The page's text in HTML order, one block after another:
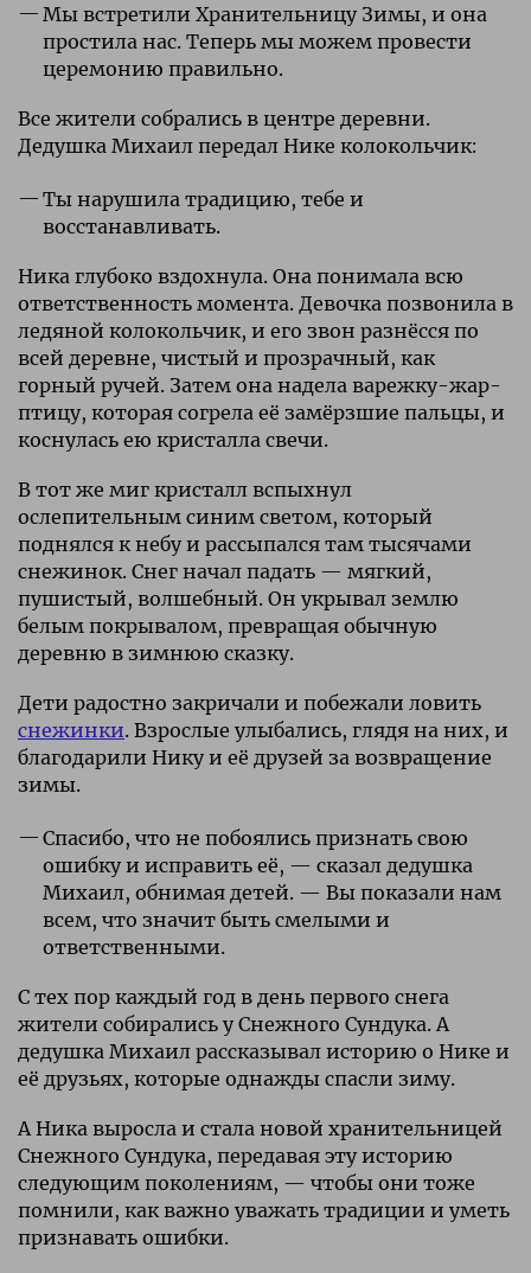
Мы встретили Хранительницу Зимы, и она
простила нас. Теперь мы можем провести
церемонию правильно.
Все жители собрались в центре деревни.
Дедушка Михаил передал Нике колокольчик:
Ты нарушила традицию, тебе и
восстанавливать.
Ника глубоко вздохнула. Она понимала всю
ответственность момента. Девочка позвонила в
ледяной колокольчик, и его звон разнёсся по
всей деревне, чистый и прозрачный, как
горный ручей. Затем она надела варежку-жар-
птицу, которая согрела её замёрзшие пальцы, и
коснулась ею кристалла свечи.
В тот же миг кристалл вспыхнул
ослепительным синим светом, который
поднялся к небу и рассыпался там тысячами
снежинок. Снег начал падать — мягкий,
пушистый, волшебный. Он укрывал землю
белым покрывалом, превращая обычную
деревню в зимнюю сказку.
Дети радостно закричали и побежали ловить
снежинки. Взрослые улыбались, глядя на них, и
благодарили Нику и её друзей за возвращение
зимы.
Спасибо, что не побоялись признать свою
ошибку и исправить её, — сказал дедушка
Михаил, обнимая детей. — Вы показали нам
всем, что значит быть смелыми и
ответственными.
С тех пор каждый год в день первого снега
жители собирались у Снежного Сундука. А
дедушка Михаил рассказывал историю о Нике и
её друзьях, которые однажды спасли зиму.
А Ника выросла и стала новой хранительницей
Снежного Сундука, передавая эту историю
следующим поколениям, — чтобы они тоже
помнили, как важно уважать традиции и уметь
признавать ошибки.